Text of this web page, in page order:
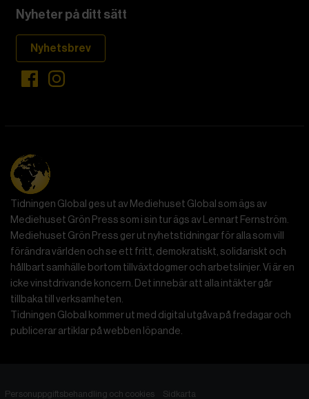
i början av 1930-talet. Efter en kontakt med gestapo
USA. Så när hon började forska om boken Origins i
början av 1940-talet var hon inte främmande för
totalitarism.
krock mellan raser; för stalinismen var det en klasskamp.
Hur som helst försökte totalitära ledare verkställa
historiska ”lagar” genom att med våld omforma de
människor de styrde.
Totalitarism vill isolera individer
Mänskligheten, sade Arendt, kännetecknas av sin
oändliga variation – ingen person kan någonsin helt
ersätta en annan. Totalitarism syftade till att förstöra
detta. Den isolerade individer, upplöste de band genom
vilka de förenar och stärker varandra, och försökte
att reducera varje fånge till ”en bunt reaktioner som kan